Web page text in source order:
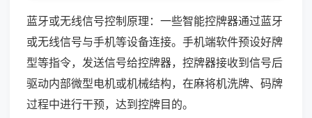
蓝牙或无线信号控制原理：一些智能控牌器通过蓝牙
或无线信号与手机等设备连接。手机端软件预设好牌
型等指令，发送信号给控牌器，控牌器接收到信号后
驱动内部微型电机或机械结构，在麻将机洗牌、码牌
过程中进行干预，达到控牌目的。